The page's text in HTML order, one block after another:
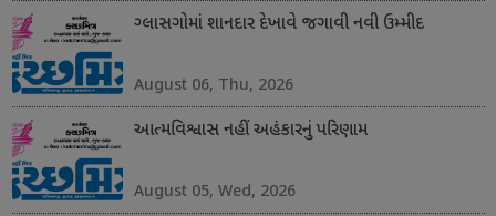
ગ્લાસગોમાં શાનદાર દેખાવે જગાવી નવી ઉમ્મીદ
August 06, Thu, 2026
આત્મવિશ્વાસ નહીં અહંકારનું પરિણામ
August 05, Wed, 2026